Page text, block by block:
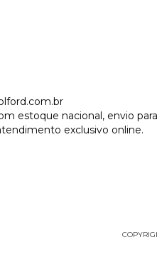
estoque nacional, envio para
exclusivo online.